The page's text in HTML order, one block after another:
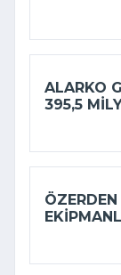
ALARKO
395,5